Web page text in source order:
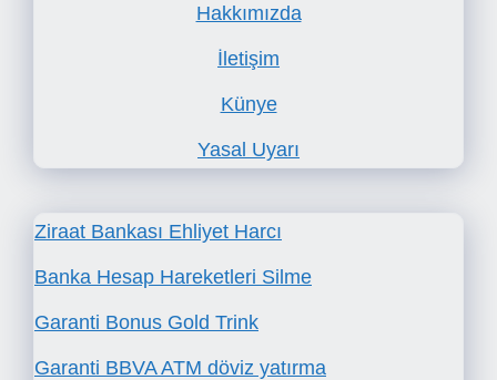
Hakkımızda
İletişim
Künye
Yasal Uyarı
Ziraat Bankası Ehliyet Harcı
Banka Hesap Hareketleri Silme
Garanti Bonus Gold Trink
Garanti BBVA ATM döviz yatırma